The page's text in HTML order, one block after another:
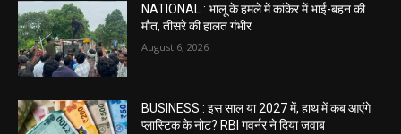
NATIONAL : भालू के हमले में कांकेर में भाई-बहन की
मौत, तीसरे की हालत गंभीर
August 6, 2026
BUSINESS : इस साल या 2027 में, हाथ में कब आएंगे
प्लास्टिक के नोट? RBI गवर्नर ने दिया जवाब